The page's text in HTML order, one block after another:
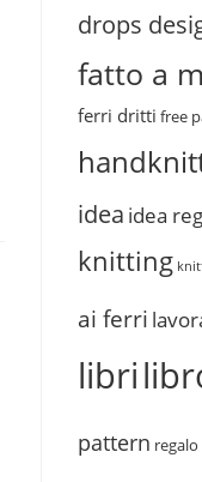
drops
fatto a
ferri dritti free
idea idea
knitting
ai ferri
libri
pattern regalo